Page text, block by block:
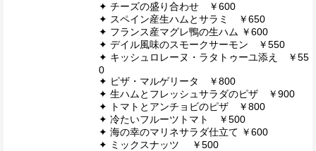
✦ チーズの盛り合わせ ￥600
✦ スペイン産生ハムとサラミ ￥650
✦ フランス産マグレ鴨の生ハム ￥600
✦ デイル風味のスモークサーモン ￥550
✦ キッシュロレーヌ・ラタトゥーユ添え ￥55
0
✦ ピザ・マルゲリータ ￥800
✦ 生ハムとフレッシュサラダのピザ ￥900
✦ トマトとアンチョビのピザ ￥800
✦ 冷たいフルーツトマト ￥500
✦ 海の幸のマリネサラダ仕立て ￥600
✦ ミックスナッツ ￥500